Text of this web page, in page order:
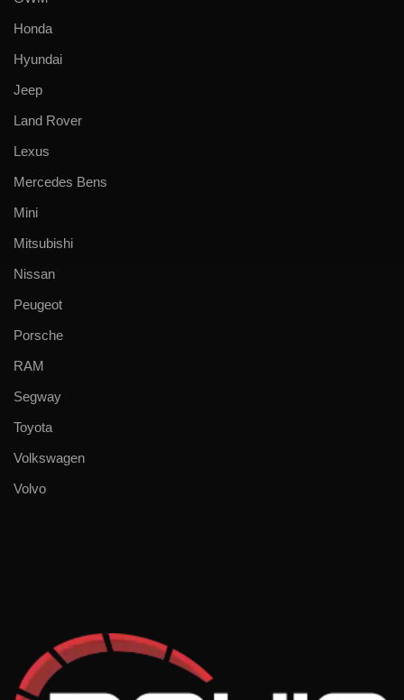
Honda
Hyundai
Jeep
Land Rover
Lexus
Mercedes Bens
Mini
Mitsubishi
Nissan
Peugeot
Porsche
RAM
Segway
Toyota
Volkswagen
Volvo